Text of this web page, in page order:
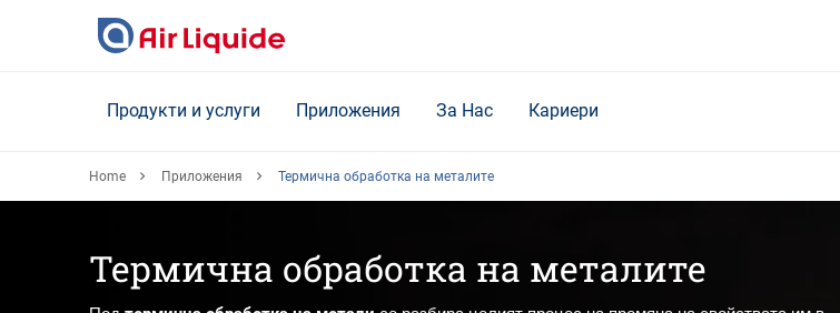
Продукти и услуги Приложения За Нас Кариери
Home Приложения Термична обработка на металите
Термична обработка на металите